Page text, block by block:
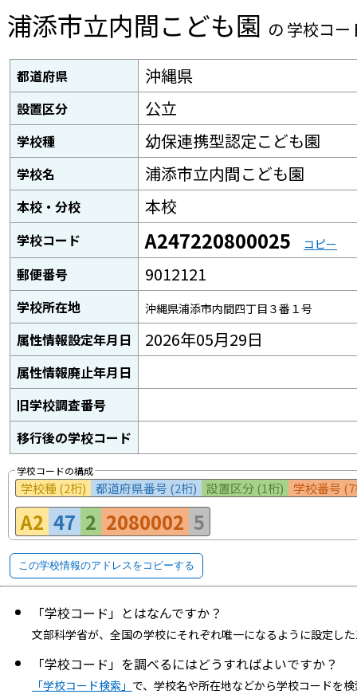
浦添市立内間こども園 の 学校コー
都道府県 沖縄県
設置区分 公立
学校種 幼保連携型認定こども園
学校名 浦添市立内間こども園
本校・分校 本校
学校コード A247220800025 コピー
郵便番号 9012121
学校所在地 沖縄県浦添市内間四丁目３番１号
属性情報設定年月日 2026年05月29日
属性情報廃止年月日
旧学校調査番号
移行後の学校コード
学校コードの構成
学校種 (2桁) 都道府県番号 (2桁) 設置区分 (1桁) 学校番号
A2 47 2 2080002 5
この学校情報のアドレスをコピーする
「学校コード」とはなんですか？
文部科学省が、全国の学校にそれぞれ唯一になるように設定し
「学校コード」を調べるにはどうすればよいですか？
「学校コード検索」 で、学校名や所在地などから学校コードを